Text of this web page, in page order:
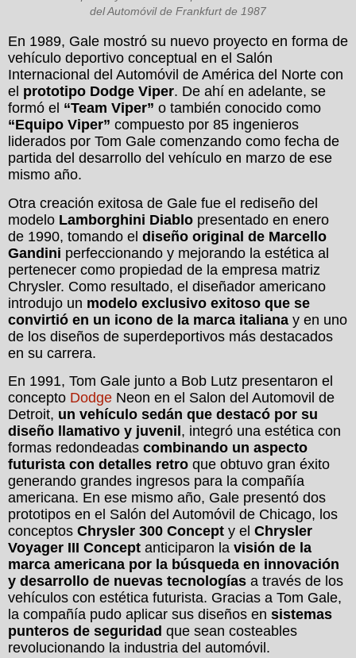
del Automóvil de Frankfurt de 1987
En 1989, Gale mostró su nuevo proyecto en forma de
vehículo deportivo conceptual en el Salón
Internacional del Automóvil de América del Norte con
el prototipo Dodge Viper. De ahí en adelante, se
formó el “Team Viper” o también conocido como
“Equipo Viper” compuesto por 85 ingenieros
liderados por Tom Gale comenzando como fecha de
partida del desarrollo del vehículo en marzo de ese
mismo año.
Otra creación exitosa de Gale fue el rediseño del
modelo Lamborghini Diablo presentado en enero
de 1990, tomando el diseño original de Marcello
Gandini perfeccionando y mejorando la estética al
pertenecer como propiedad de la empresa matriz
Chrysler. Como resultado, el diseñador americano
introdujo un modelo exclusivo exitoso que se
convirtió en un icono de la marca italiana y en uno
de los diseños de superdeportivos más destacados
en su carrera.
En 1991, Tom Gale junto a Bob Lutz presentaron el
concepto Dodge Neon en el Salon del Automovil de
Detroit, un vehículo sedán que destacó por su
diseño llamativo y juvenil, integró una estética con
formas redondeadas combinando un aspecto
futurista con detalles retro que obtuvo gran éxito
generando grandes ingresos para la compañía
americana. En ese mismo año, Gale presentó dos
prototipos en el Salón del Automóvil de Chicago, los
conceptos Chrysler 300 Concept y el Chrysler
Voyager III Concept anticiparon la visión de la
marca americana por la búsqueda en innovación
y desarrollo de nuevas tecnologías a través de los
vehículos con estética futurista. Gracias a Tom Gale,
la compañía pudo aplicar sus diseños en sistemas
punteros de seguridad que sean costeables
revolucionando la industria del automóvil.